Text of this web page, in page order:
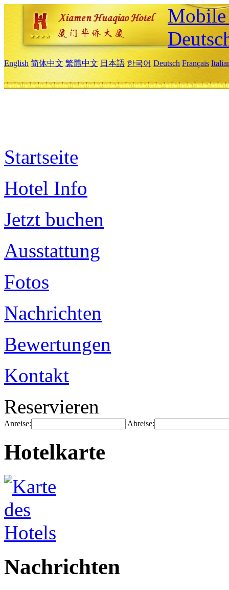
English 简体中文 繁體中文 日本語 한국어 Deutsch Français
Startseite
Hotel Info
Jetzt buchen
Ausstattung
Fotos
Nachrichten
Bewertungen
Kontakt
Reservieren
Anreise: Abreise:
Hotelkarte
Nachrichten